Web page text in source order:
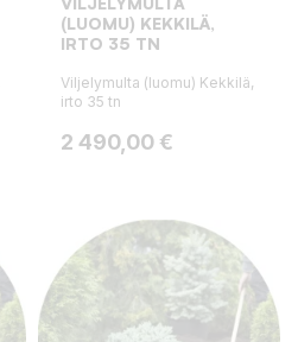
(LUOMU) KEKKILÄ,
IRTO 35 TN
Viljelymulta (luomu) Kekkilä,
irto 35 tn
Hinta
2 490,00 €